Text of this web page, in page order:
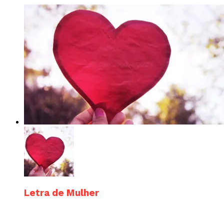
Letra de Mulher